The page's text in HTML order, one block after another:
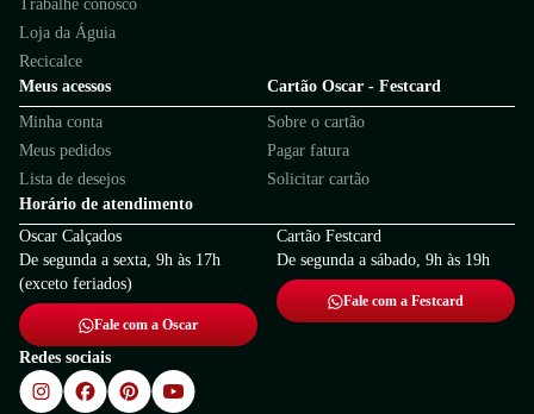
Trabalhe conosco
Loja da Águia
Recicalce
Meus acessos
Minha conta
Meus pedidos
Lista de desejos
Cartão Oscar - Festcard
Sobre o cartão
Pagar fatura
Solicitar cartão
Horário de atendimento
Oscar Calçados
De segunda a sexta, 9h às 17h
(exceto feriados)
Fale com a Oscar
Cartão Festcard
De segunda a sábado, 9h às 19h
Fale com a Festcard
Redes sociais